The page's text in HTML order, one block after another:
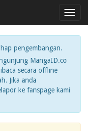
pengembangan.
MangaID.co
secara offline
Jika anda
ke fanspage kami